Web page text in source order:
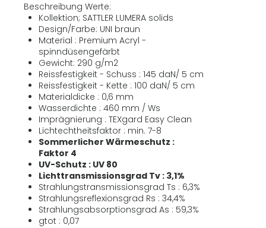
Beschreibung Werte:
Kollektion; SATTLER LUMERA solids
Design/Farbe: UNI braun
Material : Premium Acryl -
spinndüsengefärbt
Gewicht: 290 g/m2
Reissfestigkeit - Schuss : 145 daN/ 5 cm
Reissfestigkeit - Kette : 100 daN/ 5 cm
Materialdicke : 0,6 mm
Wasserdichte : 460 mm / Ws
Imprägnierung : TEXgard Easy Clean
Lichtechtheitsfaktor : min. 7-8
Sommerlicher Wärmeschutz :
Faktor 4
UV-Schutz : UV 80
Lichttransmissionsgrad Tv : 3,1%
Strahlungstransmissionsgrad Ts : 6,3%
Strahlungsreflexionsgrad Rs : 34,4%
Strahlungsabsorptionsgrad As : 59,3%
gtot : 0,07